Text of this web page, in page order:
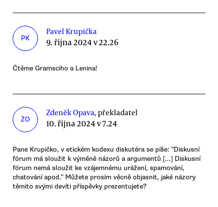
PK
Pavel Krupička
9. října 2024 v 22.26
Čtěme Gramsciho a Lenina!
ZO
Zdeněk Opava, překladatel
10. října 2024 v 7.24
Pane Krupičko, v etickém kodexu diskutéra se píše: "Diskusní
fórum má sloužit k výměně názorů a argumentů [...] Diskusní
fórum nemá sloužit ke vzájemnému urážení, spamování,
chatování apod." Můžete prosím věcně objasnit, jaké názory
těmito svými devíti příspěvky prezentujete?